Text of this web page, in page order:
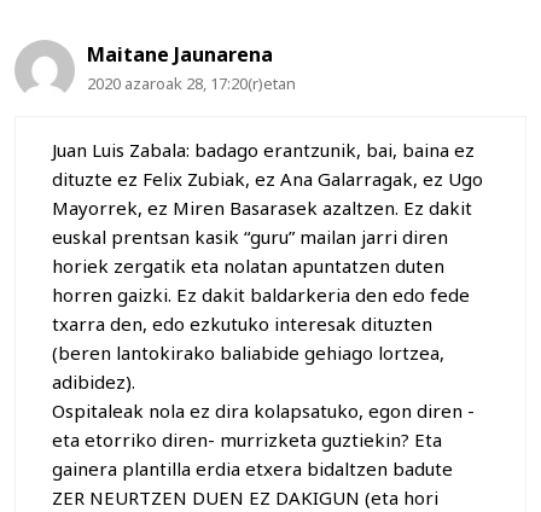
Maitane Jaunarena
2020 azaroak 28, 17:20(r)etan
Juan Luis Zabala: badago erantzunik, bai, baina ez
dituzte ez Felix Zubiak, ez Ana Galarragak, ez Ugo
Mayorrek, ez Miren Basarasek azaltzen. Ez dakit
euskal prentsan kasik “guru” mailan jarri diren
horiek zergatik eta nolatan apuntatzen duten
horren gaizki. Ez dakit baldarkeria den edo fede
txarra den, edo ezkutuko interesak dituzten
(beren lantokirako baliabide gehiago lortzea,
adibidez).
Ospitaleak nola ez dira kolapsatuko, egon diren -
eta etorriko diren- murrizketa guztiekin? Eta
gainera plantilla erdia etxera bidaltzen badute
ZER NEURTZEN DUEN EZ DAKIGUN (eta hori